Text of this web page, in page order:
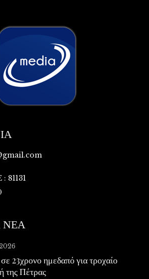
81131
ΝΕΑ
2026
23χρονο ημεδαπό για τροχαίο
της Πέτρας